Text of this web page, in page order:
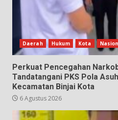
Daerah Hukum Kota
Perkuat Pencegahan
Tandatangani PKS Pola
Kecamatan Binjai Kota
6 Agustus 2026